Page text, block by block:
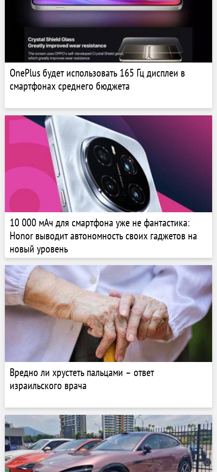
OnePlus будет использовать 165 Гц дисплеи в
смартфонах среднего бюджета
10 000 мАч для смартфона уже не фантастика:
Honor выводит автономность своих гаджетов на
новый уровень
Вредно ли хрустеть пальцами – ответ
израильского врача